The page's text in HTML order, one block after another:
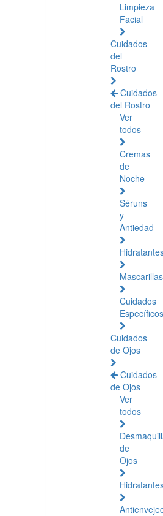
Limpieza
Facial
Cuidados
del
Rostro
Cuidados
del Rostro
Ver
todos
Cremas
de
Noche
Séruns
y
Antiedad
Mascarillas
Cuidados
Específicos
Cuidados
de Ojos
Cuidados
de Ojos
Ver
todos
de
Ojos